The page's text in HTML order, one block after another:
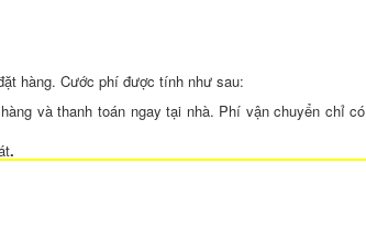
hàng. Cước phí được tính như sau:
và thanh toán ngay tại nhà. Phí vận chuyển chỉ có
.